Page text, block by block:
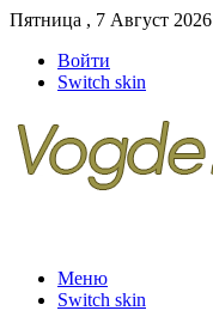
Пятница , 7 Август 2026
Войти
Switch skin
Меню
Switch skin